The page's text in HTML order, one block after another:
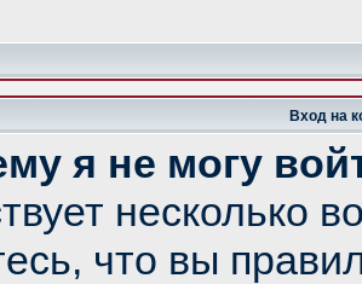
Вход на
я не могу
несколько
что вы